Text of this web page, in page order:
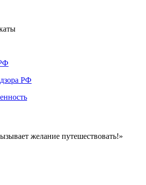
РФ
желание путешествовать!»